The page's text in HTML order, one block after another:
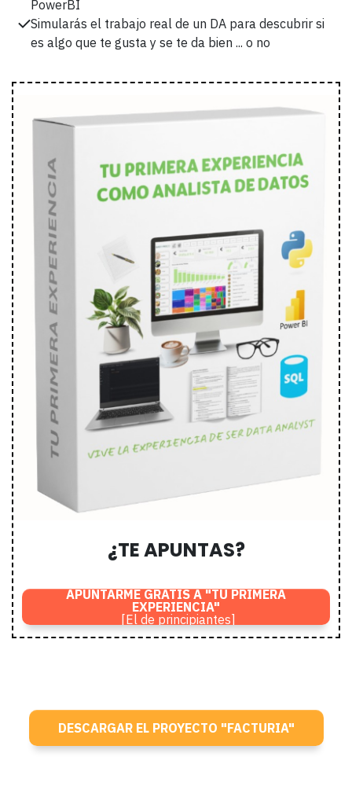
PowerBI
Simularás el trabajo real de un DA para descubrir si
es algo que te gusta y se te da bien ... o no
¿TE APUNTAS?
APUNTARME GRATIS A "TU PRIMERA
EXPERIENCIA"
[El de principiantes]
DESCARGAR EL PROYECTO "FACTURIA"